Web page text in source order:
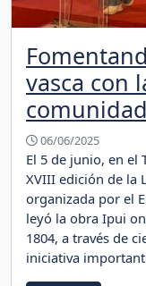
vasca con
comunidad
06/06/2025
El 5 de junio, en el
XVIII edición de la
organizada por el
leyó la obra Ipui
1804, a través de
iniciativa